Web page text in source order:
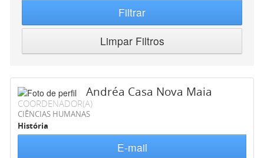
Filtrar
Limpar Filtros
Andréa Casa Nova Maia
COORDENADOR(A)
CIÊNCIAS HUMANAS
História
E-mail